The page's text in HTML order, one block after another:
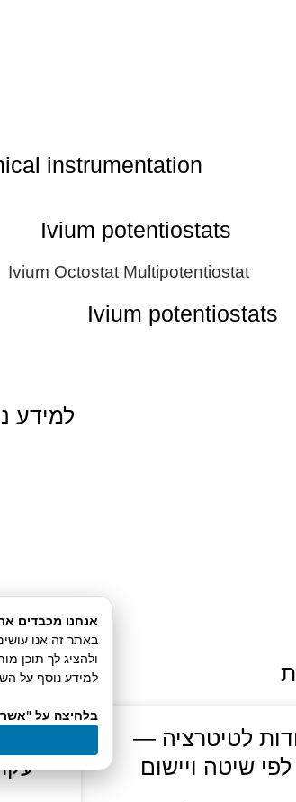
instrumentation
Ivium potentiostats
Ivium potentiostats
למידע
לטיטרציה —
שיטה ויישום
אנחנו מכבדים
ולהציג לך תוכן
למידע נוסף על
בלחיצה על "אשר